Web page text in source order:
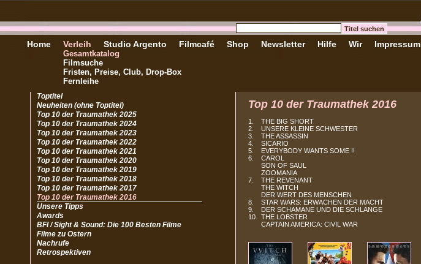
Home Verleih
Gesamtkatalog
Filmsuche
Fristen, Preise, Club, Drop-Box
Fernleihe
Studio Argento Filmcafé Shop Newsletter Hilfe Wir Impressum
Toptitel
Neuheiten (ohne Toptitel)
Top 10 der Traumathek 2025
Top 10 der Traumathek 2024
Top 10 der Traumathek 2023
Top 10 der Traumathek 2022
Top 10 der Traumathek 2021
Top 10 der Traumathek 2020
Top 10 der Traumathek 2019
Top 10 der Traumathek 2018
Top 10 der Traumathek 2017
Top 10 der Traumathek 2016
Unsere Tipps
Awards
BFI / Sight & Sound: Die 100 Besten Filme
Filme zu Ostern
Nachrufe
Retrospektiven
Top 10 der Traumathek 2016
1. THE BIG SHORT
2. UNSERE KLEINE SCHWESTER
3. THE ASSASSIN
4. SICARIO
5. EVERYBODY WANTS SOME !!
6. CAROL
SON OF SAUL
ZOOMANIA
7. THE REVENANT
THE WITCH
DER WERT DES MENSCHEN
8. STAR WARS: ERWACHEN DER MACHT
9. DER SCHAMANE UND DIE SCHLANGE
10. THE LOBSTER
CAPTAIN AMERICA: CIVIL WAR